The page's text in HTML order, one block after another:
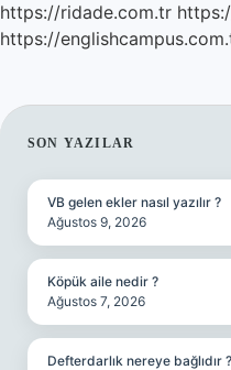
https://ridade.com.tr
https://
SIDEBAR
SON YAZILAR
VB gelen ekler nasıl yazılır ?
Ağustos 9, 2026
Köpük aile nedir ?
Ağustos 7, 2026
Defterdarlık nereye bağlıdır ?